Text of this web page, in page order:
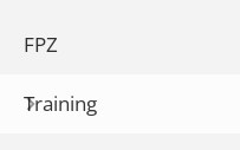
FPZ
Training